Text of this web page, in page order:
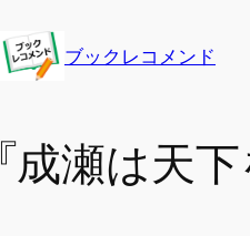
ブックレコメンド
『成瀬は天